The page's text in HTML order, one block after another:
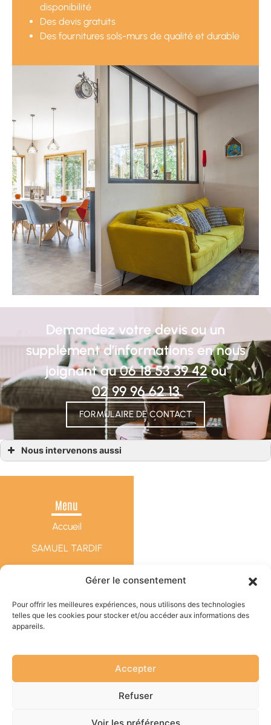
Gérer le consentement
Pour offrir les meilleures expériences, nous utilisons des technologies
telles que les cookies pour stocker et/ou accéder aux informations des
appareils.
Accepter
Refuser
Voir les préférences
disponibilité
Des devis gratuits
Des fournitures sols-murs de qualité et durable
Demandez votre devis ou un
supplément d’informations en nous
joignant au06 18 53 39 42 ou
02 99 96 62 13
FORMULAIRE DE CONTACT
Nous intervenons aussi
Menu
Accueil
SAMUEL TARDIF
Prestations
SAMUEL TARDIF